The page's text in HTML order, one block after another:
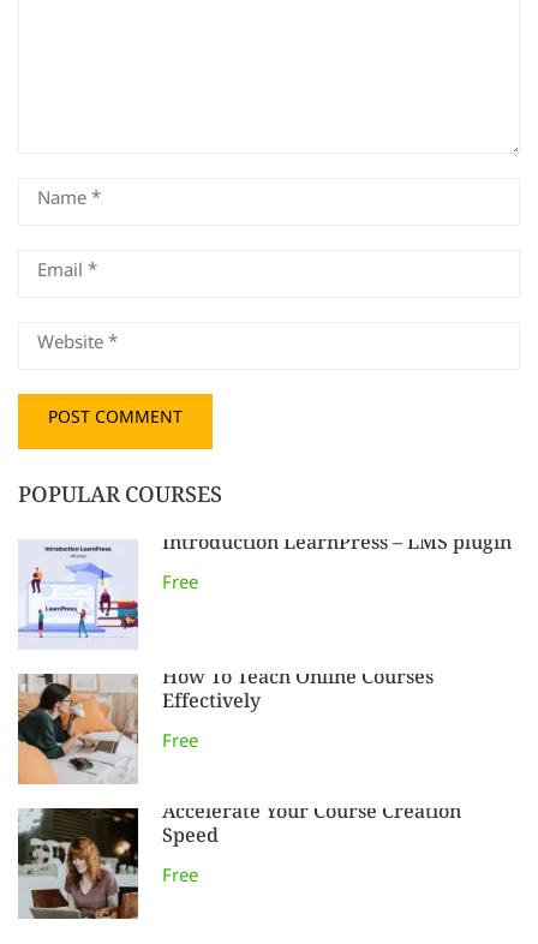
POPULAR COURSES
Introduction LearnPress – LMS plugin
Free
How To Teach Online Courses
Effectively
Free
Accelerate Your Course Creation
Speed
Free